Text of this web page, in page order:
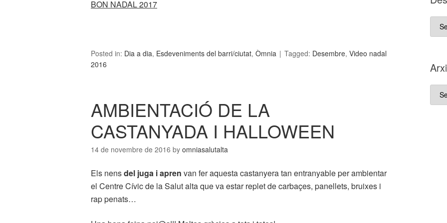
BON NADAL 2017
Posted in: Dia a dia, Esdeveniments del barri/ciutat, Òmnia Tagged: Desembre, Video nadal
2016
AMBIENTACIÓ DE LA
CASTANYADA I HALLOWEEN
14 de novembre de 2016 by omniasalutalta
Els nensdel juga i apren van fer aquesta castanyera tan entranyable per ambientar
el Centre Cívic de la Salut alta que va estar replet de carbaçes, panellets, bruixes i
rap penats…
D es
que